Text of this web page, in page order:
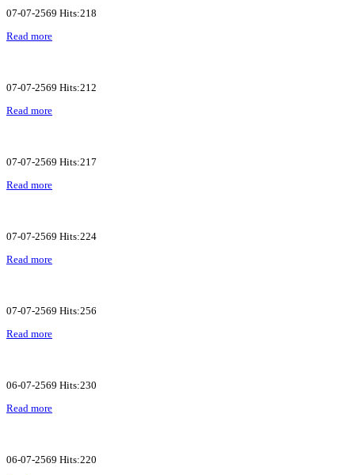
07-07-2569 Hits:218
Read more
07-07-2569 Hits:212
Read more
07-07-2569 Hits:217
Read more
07-07-2569 Hits:224
Read more
07-07-2569 Hits:256
Read more
06-07-2569 Hits:230
Read more
06-07-2569 Hits:220